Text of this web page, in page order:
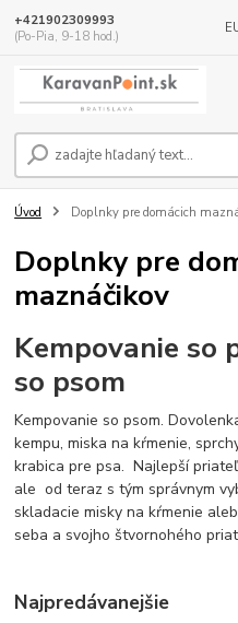
+421902309993
(Po-Pia, 9-18 hod.)
Úvod Doplnky pre domácich
Doplnky pre
maznáčikov
Kempovanie so
so psom
Kempovanie so psom.
kempu, miska na kŕmenie,
krabica pre psa. Najlepší
ale od teraz s tým správnym
skladacie misky na kŕmenie
seba a svojho štvornohého
Najpredávanejšie